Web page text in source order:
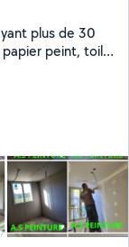
plus de 30
peint, toile
revêtement de
travertin,